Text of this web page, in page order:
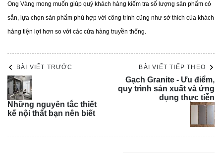
Phong cách thuộc địa Tây Ban Nha
Phong cách Thuộc địa Tây Ban Nha là sự kết hợp với văn
hóa thổ dân Mỹ. Kiến trúc này thường có sân trong, mái
Ong Vàng mong muốn giúp quý khách hàng kiếm tra số lượng sản phẩm có
sẵn, lựa chọn sản phẩm phù hợp với công trình cũng như sở thích của khách
hàng tiện lợi hơn so với các cửa hàng truyền thống.
BÀI VIẾT TRƯỚC
Những nguyên tắc thiết
kế nội thất bạn nên biết
BÀI VIẾT TIẾP THEO
Gạch Granite - Ưu điểm,
quy trình sản xuất và ứng
dụng thực tiễn